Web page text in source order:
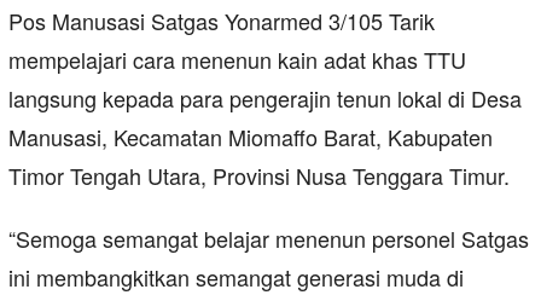
Pos Manusasi Satgas Yonarmed 3/105 Tarik
mempelajari cara menenun kain adat khas TTU
langsung kepada para pengerajin tenun lokal di Desa
Manusasi, Kecamatan Miomaffo Barat, Kabupaten
Timor Tengah Utara, Provinsi Nusa Tenggara Timur.
“Semoga semangat belajar menenun personel Satgas
ini membangkitkan semangat generasi muda di